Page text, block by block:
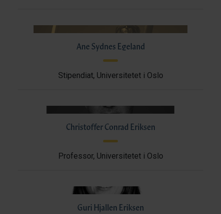
Ane Sydnes Egeland
Stipendiat, Universitetet i Oslo
Christoffer Conrad Eriksen
Professor, Universitetet i Oslo
Guri Hjallen Eriksen